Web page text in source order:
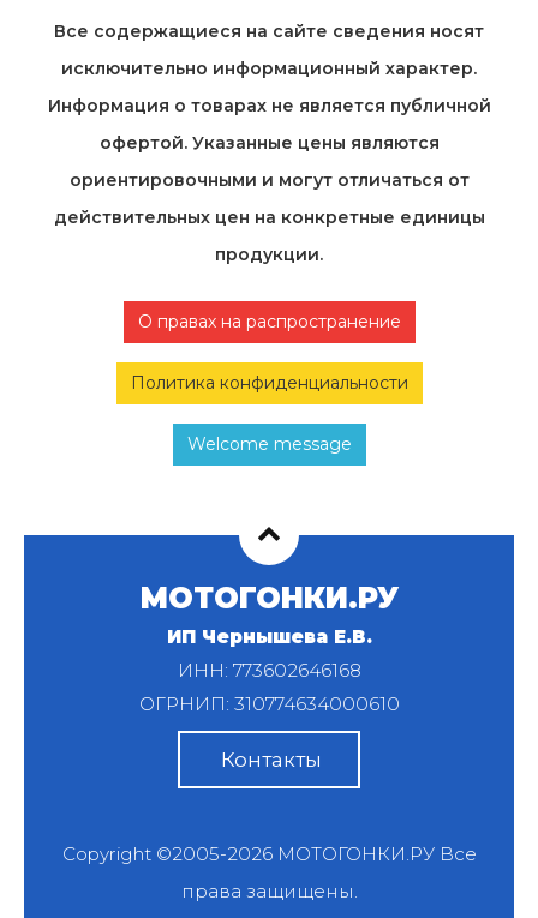
Все содержащиеся на cайте сведения носят
исключительно информационный характер.
Информация о товарах не является публичной
офертой. Указанные цены являются
ориентировочными и могут отличаться от
действительных цен на конкретные единицы
продукции.
О правах на распространение
Политика конфиденциальности
Welcome message
МОТОГОНКИ.РУ
ИП Чернышева Е.В.
ИНН: 773602646168
ОГРНИП: 310774634000610
Контакты
Copyright ©2005-2026 МОТОГОНКИ.РУВсе
права защищены.